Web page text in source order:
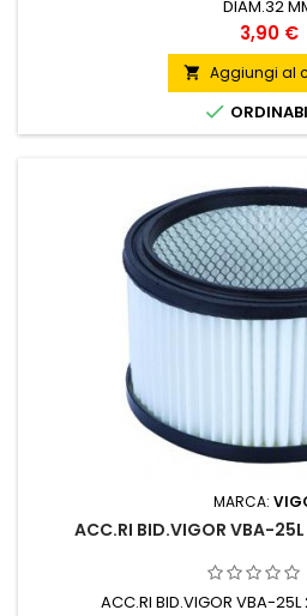
DIAM.32
Prezzo
3,90 €
 Aggiungi al

MARCA:
ACC.RI BID.VIGOR VBA-
ACC.RI BID.VIGOR VBA-25L